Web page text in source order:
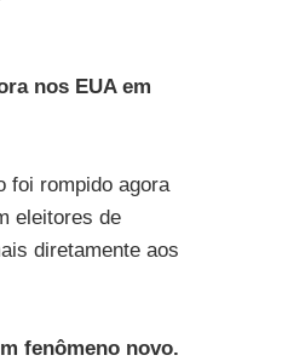
nos EUA em
foi rompido agora
eleitores de
diretamente aos
fenômeno novo.